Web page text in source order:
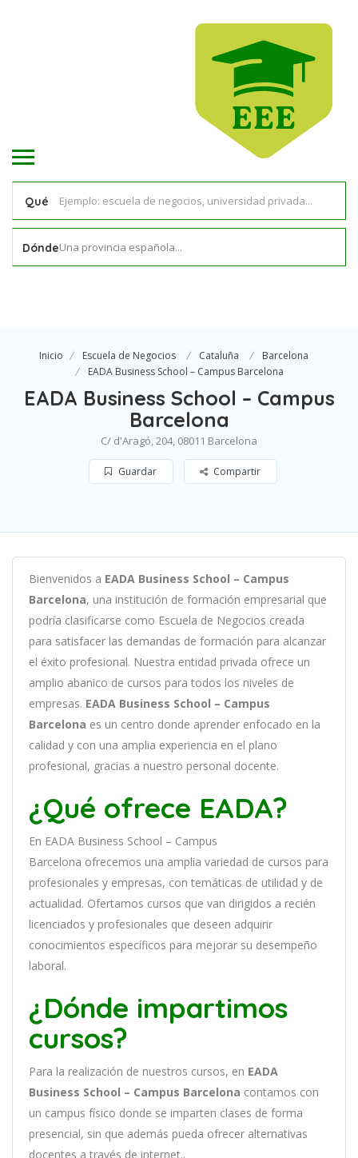
Qué
DóndeUna provincia española...
Inicio Escuela de Negocios Cataluña
Barcelona
EADA Business School – Campus Barcelona
EADA Business School – Campus
Barcelona
C/ d'Aragó, 204, 08011 Barcelona
Guardar Compartir
Bienvenidos a EADA Business School – Campus
Barcelona, una institución de formación empresarial que
podría clasificarse como Escuela de Negocios creada
para satisfacer las demandas de formación para alcanzar
el éxito profesional. Nuestra entidad privada ofrece un
amplio abanico de cursos para todos los niveles de
empresas. EADA Business School – Campus
Barcelona es un centro donde aprender enfocado en la
calidad y con una amplia experiencia en el plano
profesional, gracias a nuestro personal docente.
¿Qué ofrece EADA?
En EADA Business School – Campus
Barcelona ofrecemos una amplia variedad de cursos para
profesionales y empresas, con temáticas de utilidad y de
actualidad. Ofertamos cursos que van dirigidos a recién
licenciados y profesionales que deseen adquirir
conocimientos específicos para mejorar su desempeño
laboral.
¿Dónde impartimos
cursos?
Para la realización de nuestros cursos, en EADA
Business School – Campus Barcelona contamos con
un campus físico donde se imparten clases de forma
presencial, sin que además pueda ofrecer alternativas
docentes a través de internet..